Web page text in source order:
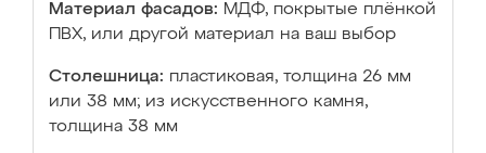
Материал фасадов: МДФ, покрытые плёнкой
ПВХ, или другой материал на ваш выбор
Столешница: пластиковая, толщина 26 мм
или 38 мм; из искусственного камня,
толщина 38 мм